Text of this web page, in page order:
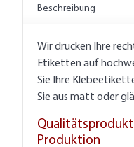
Beschreibung
Wir drucken Ihre
Etiketten auf
Sie Ihre
Sie aus matt oder
Produktion